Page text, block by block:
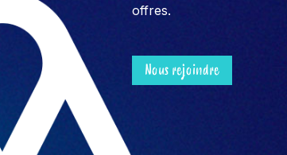
offres.
Nous rejoindre